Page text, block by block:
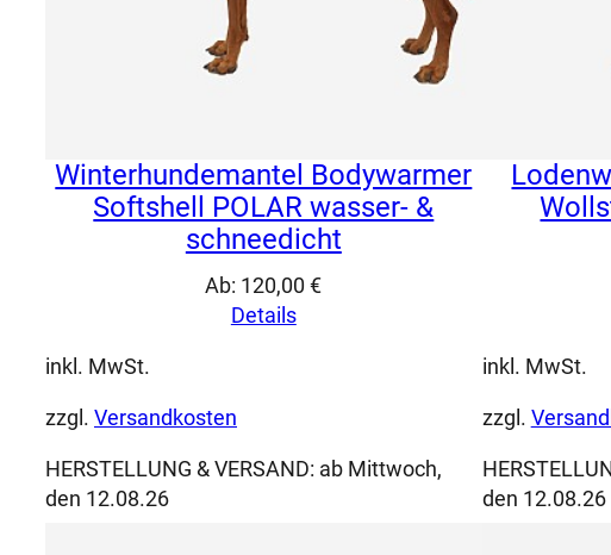
Winterhundemantel Bodywarmer
Softshell POLAR wasser- &
schneedicht
Ab: 120,00€
Details
inkl. MwSt.
zzgl. Versandkosten
HERSTELLUNG & VERSAND: ab Mittwoch,
den 12.08.26
inkl. MwSt.
zzgl.
den 12.08.26